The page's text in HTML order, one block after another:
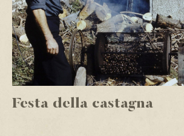
Festa della castagna